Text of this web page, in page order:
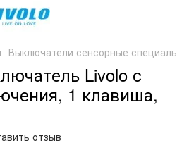
Выключатели сенсорные
Livolo с
1 клавиша,
отзыв